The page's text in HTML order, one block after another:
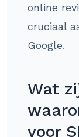
online
cruciaal
Google.
Wat
voor